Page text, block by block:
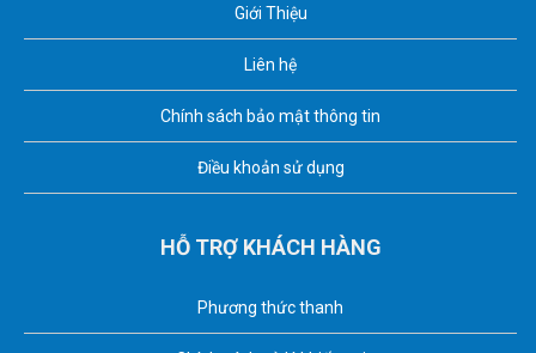
Giới Thiệu
Liên hệ
Chính sách bảo mật thông tin
Điều khoản sử dụng
HỖ TRỢ KHÁCH HÀNG
Phương thức thanh